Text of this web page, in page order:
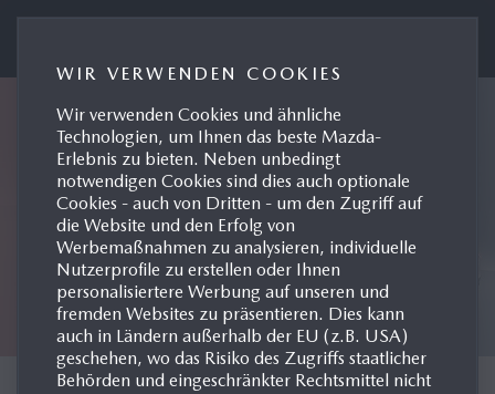
WIR VERWENDEN COOKIES
Wir verwenden Cookies und ähnliche
Technologien, um Ihnen das beste Mazda-
Erlebnis zu bieten. Neben unbedingt
notwendigen Cookies sind dies auch optionale
Cookies - auch von Dritten - um den Zugriff auf
die Website und den Erfolg von
Werbemaßnahmen zu analysieren, individuelle
Nutzerprofile zu erstellen oder Ihnen
personalisiertere Werbung auf unseren und
fremden Websites zu präsentieren. Dies kann
auch in Ländern außerhalb der EU (z.B. USA)
geschehen, wo das Risiko des Zugriffs staatlicher
Behörden und eingeschränkter Rechtsmittel nicht